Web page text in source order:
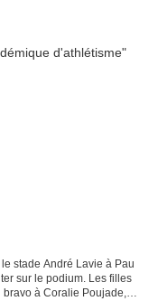
stade André Lavie à Pau
sur le podium. Les filles
bravo à Coralie Poujade,